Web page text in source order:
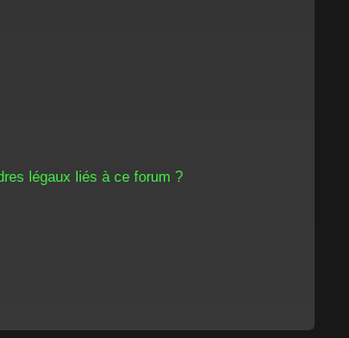
légaux liés à ce forum ?